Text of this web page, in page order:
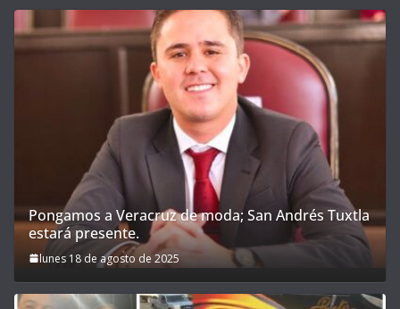
Pongamos a Veracruz de moda; San Andrés Tuxtla
estará presente.
lunes 18 de agosto de 2025